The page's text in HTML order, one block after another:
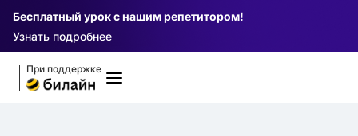
Бесплатный урок с нашим репетитором!
Узнать подробнее
При поддержке